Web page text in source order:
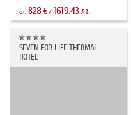
от: 828€/ 1619.43лв.
SEVEN FOR LIFE THERMAL
HOTEL